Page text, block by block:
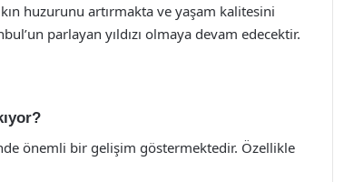
huzurunu artırmakta ve yaşam kalitesini
parlayan yıldızı olmaya devam edecektir.
önemli bir gelişim göstermektedir. Özellikle